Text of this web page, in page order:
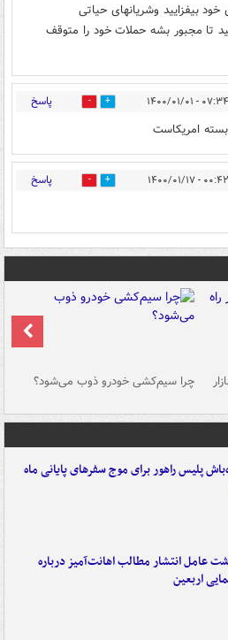
بیفزایید وشریانهای حیاتی
تا مجبور بشه حملات خود را متوقف
۰۷:۳۴ - ۱۴۰۰/۰۱/۰۱ 1 پاسخ
امریکاست
۰۰:۴۲ - ۱۴۰۰/۰۱/۱۷ 1 پاسخ
چرا سیم‌کشی خودرو ذوب می‌شود؟
پلیس راهور برای موج سفرهای پایانی ماه
عامل انتشار مطالب اهانت‌آمیز درباره
اربعین